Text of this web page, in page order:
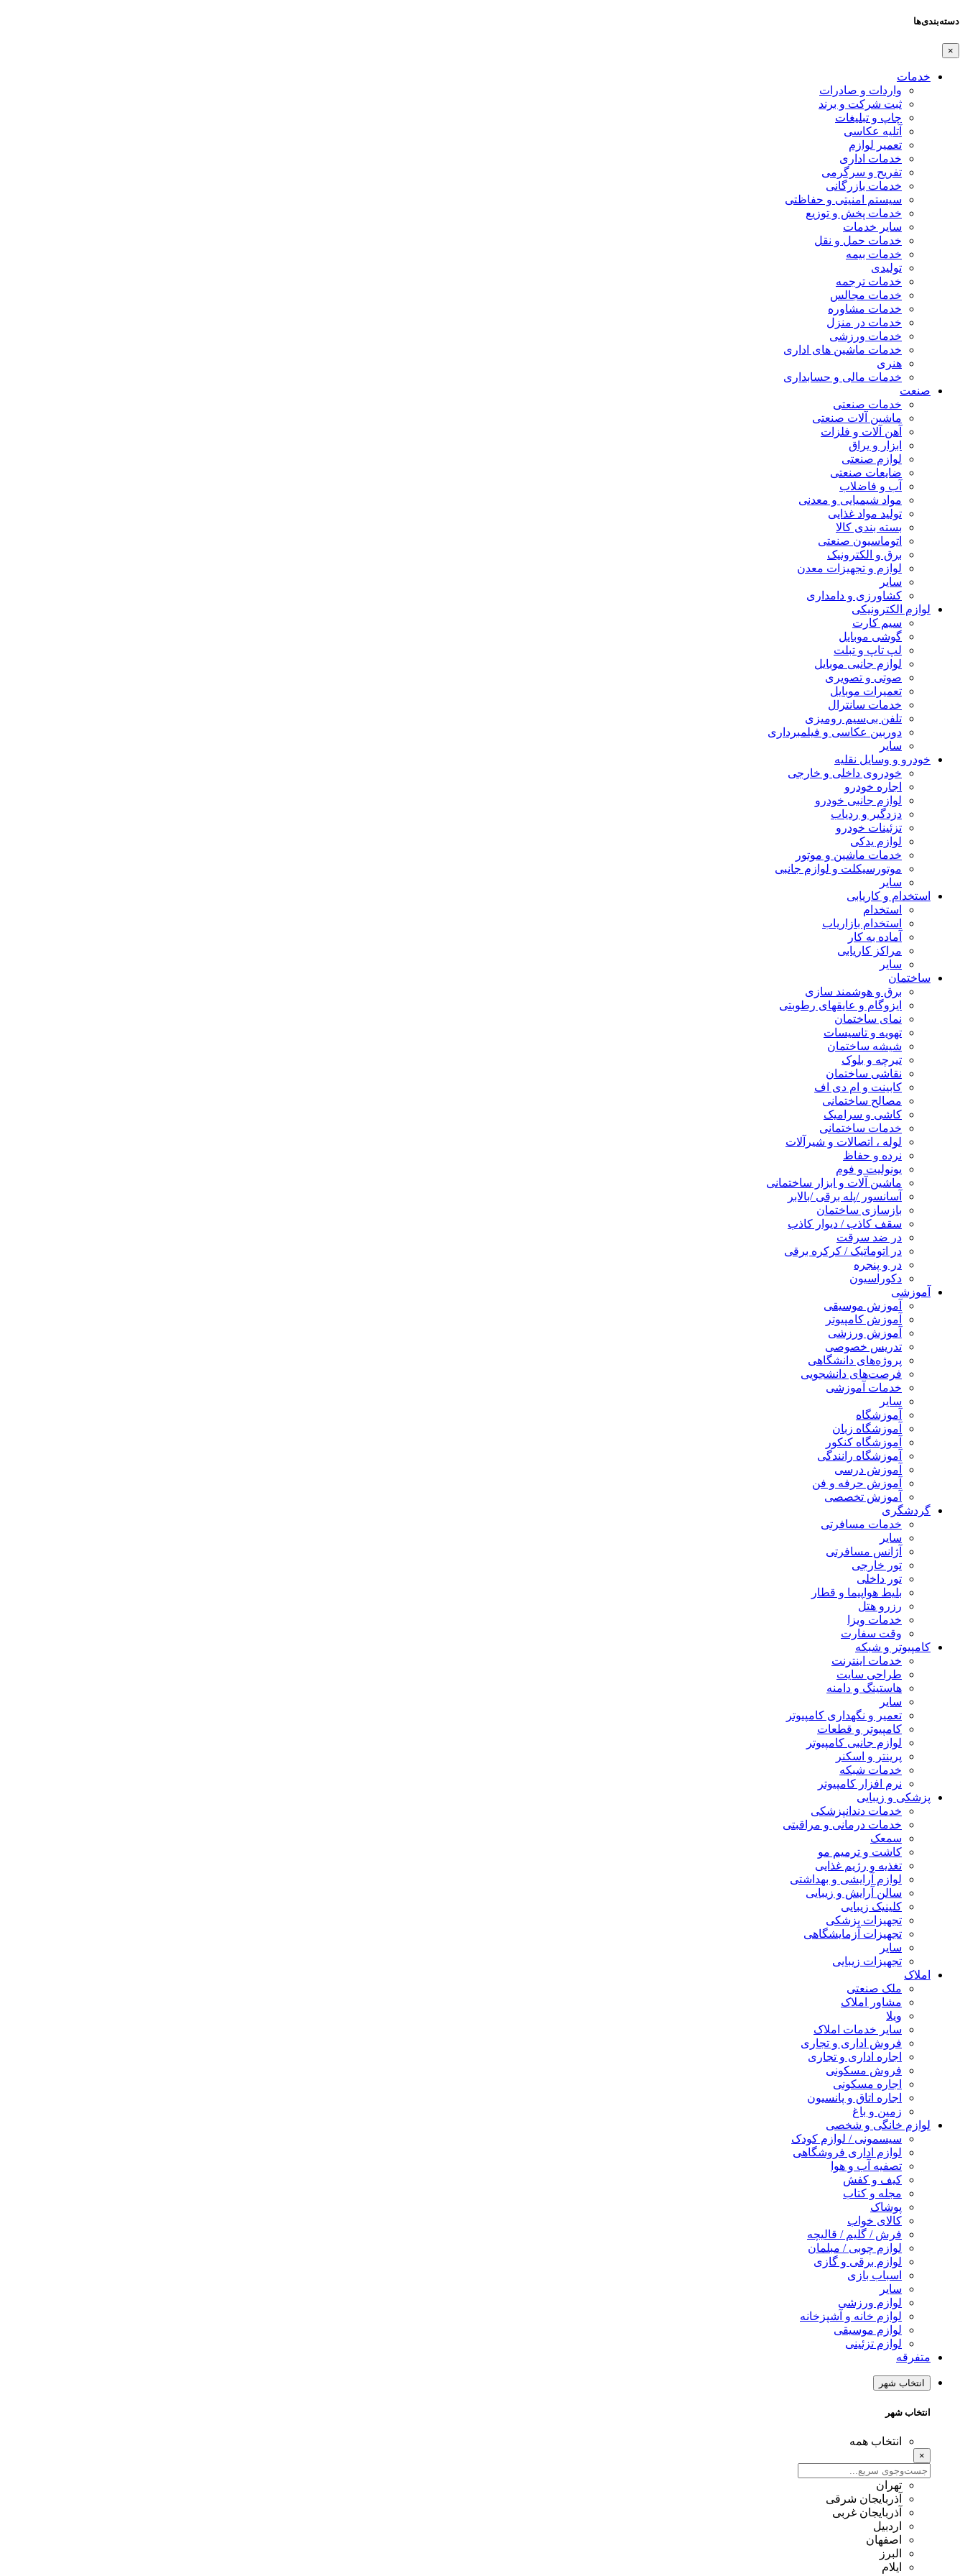
دسته‌بندی‌ها
×
خدمات
واردات و صادرات
ثبت شرکت و برند
چاپ و تبلیغات
آتلیه عکاسی
تعمیر لوازم
خدمات اداری
تفریح و سرگرمی
خدمات بازرگانی
سیستم امنیتی و حفاظتی
خدمات پخش و توزیع
سایر خدمات
خدمات حمل و نقل
خدمات بیمه
تولیدی
خدمات ترجمه
خدمات مجالس
خدمات مشاوره
خدمات در منزل
خدمات ورزشی
خدمات ماشین های اداری
هنری
خدمات مالی و حسابداری
صنعت
خدمات صنعتی
ماشین آلات صنعتی
آهن آلات و فلزات
ابزار و یراق
لوازم صنعتی
ضایعات صنعتی
آب و فاضلاب
مواد شیمیایی و معدنی
تولید مواد غذایی
بسته بندی کالا
اتوماسیون صنعتی
برق و الکترونیک
لوازم و تجهیزات معدن
سایر
کشاورزی و دامداری
لوازم الکترونیکی
سیم کارت
گوشی موبایل
لپ تاپ و تبلت
لوازم جانبی موبایل
صوتی و تصویری
تعمیرات موبایل
خدمات سانترال
تلفن بی‌سیم رومیزی
دوربین عکاسی و فیلمبرداری
سایر
خودرو و وسایل نقلیه
خودروی داخلی و خارجی
اجاره خودرو
لوازم جانبی خودرو
دزدگیر و ردیاب
تزئینات خودرو
لوازم یدکی
خدمات ماشین و موتور
موتورسیکلت و لوازم جانبی
سایر
استخدام و کاریابی
استخدام
استخدام بازاریاب
آماده به کار
مراکز کاریابی
سایر
ساختمان
برق و هوشمند سازی
ایزوگام و عایقهای رطوبتی
نمای ساختمان
تهویه و تاسیسات
شیشه ساختمان
تیرچه و بلوک
نقاشی ساختمان
کابینت و ام دی اف
مصالح ساختمانی
کاشی و سرامیک
خدمات ساختمانی
لوله ، اتصالات و شیرآلات
نرده و حفاظ
یونولیت و فوم
ماشین آلات و ابزار ساختمانی
آسانسور /پله برقی /بالابر
بازسازی ساختمان
سقف کاذب / دیوار کاذب
در ضد سرقت
در اتوماتیک / کرکره برقی
در و پنجره
دکوراسیون
آموزشی
آموزش موسیقی
آموزش کامپیوتر
آموزش ورزشی
تدریس خصوصی
پروژه‌های دانشگاهی
فرصت‌های دانشجویی
خدمات آموزشی
سایر
آموزشگاه
آموزشگاه زبان
آموزشگاه کنکور
آموزشگاه رانندگی
آموزش درسی
آموزش حرفه و فن
آموزش تخصصی
گردشگری
خدمات مسافرتی
سایر
آژانس مسافرتی
تور خارجی
تور داخلی
بلیط هواپیما و قطار
رزرو هتل
خدمات ویزا
وقت سفارت
کامپیوتر و شبکه
خدمات اینترنت
طراحی سایت
هاستینگ و دامنه
سایر
تعمیر و نگهداری کامپیوتر
کامپیوتر و قطعات
لوازم جانبی کامپیوتر
پرینتر و اسکنر
خدمات شبکه
نرم افزار کامپیوتر
پزشکی و زیبایی
خدمات دندانپزشکی
خدمات درمانی و مراقبتی
سمعک
کاشت و ترمیم مو
تغذیه و رژیم غذایی
لوازم آرایشی و بهداشتی
سالن آرایش و زیبایی
کلینیک زیبایی
تجهیزات پزشکی
تجهیزات آزمایشگاهی
سایر
تجهیزات زیبایی
املاک
ملک صنعتی
مشاور املاک
ویلا
سایر خدمات املاک
فروش اداری و تجاری
اجاره اداری و تجاری
فروش مسکونی
اجاره مسکونی
اجاره اتاق و پانسیون
زمین و باغ
لوازم خانگی و شخصی
سیسمونی / لوازم کودک
لوازم اداری فروشگاهی
تصفیه آب و هوا
کیف و کفش
مجله و کتاب
پوشاک
کالای خواب
فرش / گلیم / قالیچه
لوازم چوبی / مبلمان
لوازم برقی و گازی
اسباب بازی
سایر
لوازم ورزشی
لوازم خانه و آشپزخانه
لوازم موسیقی
لوازم تزئینی
متفرقه
انتخاب شهر
انتخاب شهر
انتخاب همه
×
تهران
آذربایجان شرقی
آذربایجان غربی
اردبیل
اصفهان
البرز
ایلام